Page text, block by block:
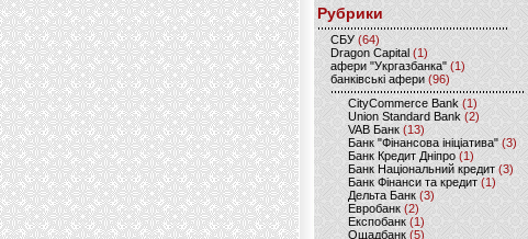
Рубрики
CБУ (64)
Dragon Capital (1)
афери "Укргазбанка" (1)
банківські афери (96)
CityCommerce Bank (1)
Union Standard Bank (2)
VAB Банк (13)
Банк "Фінансова ініціатива" (3)
Банк Кредит Дніпро (1)
Банк Національний кредит (3)
Банк Фінанси та кредит (1)
Дельта Банк (3)
Евробанк(2)
Експобанк (1)
Ощадбанк(5)